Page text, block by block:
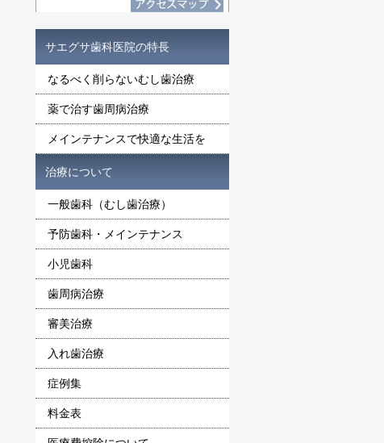
サエグサ歯科医院の特長
なるべく削らないむし歯治療
薬で治す歯周病治療
メインテナンスで快適な生活を
治療について
一般歯科（むし歯治療）
予防歯科・メインテナンス
小児歯科
歯周病治療
審美治療
入れ歯治療
症例集
料金表